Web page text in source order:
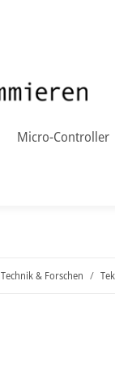
Micro-Controller
Technik & Forschen